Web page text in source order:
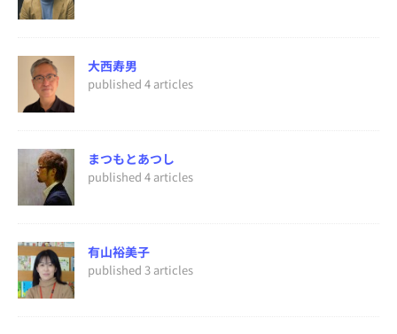
大西寿男
published 4 articles
まつもとあつし
published 4 articles
有山裕美子
published 3 articles